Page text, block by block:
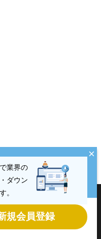
動向を知りたい方
×
業界の
ダウン
。
規会員登録